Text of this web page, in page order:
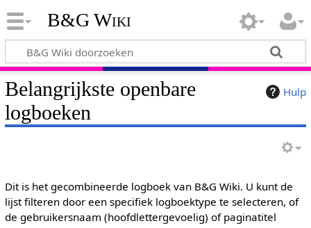
B&G Wiki
Hulp
Belangrijkste openbare
logboeken
Dit is het gecombineerde logboek van B&G Wiki. U kunt de
lijst filteren door een specifiek logboektype te selecteren, of
de gebruikersnaam (hoofdlettergevoelig) of paginatitel